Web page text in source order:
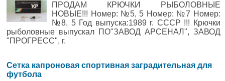
ПРОДАМ КРЮЧКИ РЫБОЛОВНЫЕ
НОВЫЕ!!! Номер: №5, 5 Номер: №7 Номер:
№8, 5 Год выпуска:1989 г. СССР !!! Крючки
рыболовные выпускал ПО"ЗАВОД АРСЕНАЛ", ЗАВОД
"ПРОГРЕСС", г.
Сетка капроновая спортивная заградительная для
футбола